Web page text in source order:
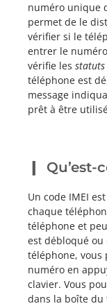
numéro unique
permet de le
vérifier si le
entrer le
vérifie les statuts
téléphone est
message
prêt à être
Qu’est-
Un code IMEI
chaque
téléphone et
est débloqué ou
téléphone, vous
numéro en
clavier. Vous
dans la boîte